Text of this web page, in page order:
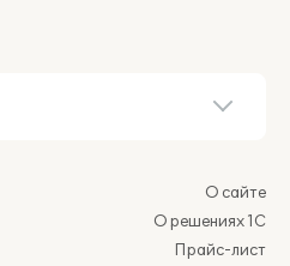
О сайте
О решениях 1С
Прайс-лист